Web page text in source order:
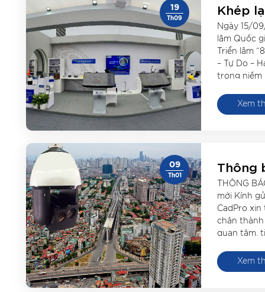
19
Th09
Khép
năm
– một
hiện
công
Ngày 15/
lãm Quốc
Triển lãm
– Tự Do –
trong niềm
không chỉ
[…]
Xem
09
Th01
Thông
phẩm
THÔNG
mới Kính
CadPro
chân thành
quan tâm,
vui mừng
với […]
Xem